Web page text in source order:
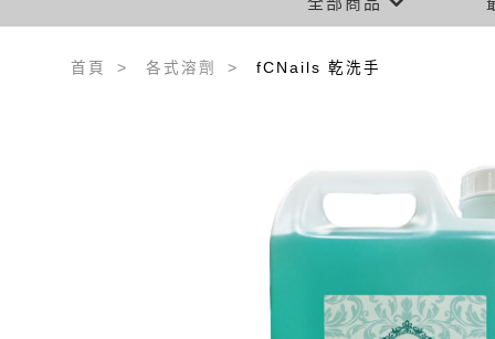
首頁 各式溶劑 fCNails 乾洗手